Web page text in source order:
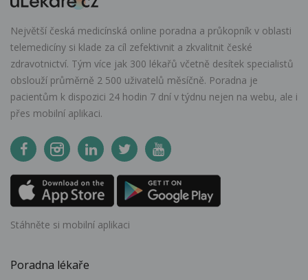
Největší česká medicínská online poradna a průkopník v oblasti
telemedicíny si klade za cíl zefektivnit a zkvalitnit české
zdravotnictví. Tým více jak 300 lékařů včetně desítek specialistů
obslouží průměrně 2 500 uživatelů měsíčně. Poradna je
pacientům k dispozici 24 hodin 7 dní v týdnu nejen na webu, ale i
přes mobilní aplikaci.
Stáhněte si mobilní aplikaci
Poradna lékaře